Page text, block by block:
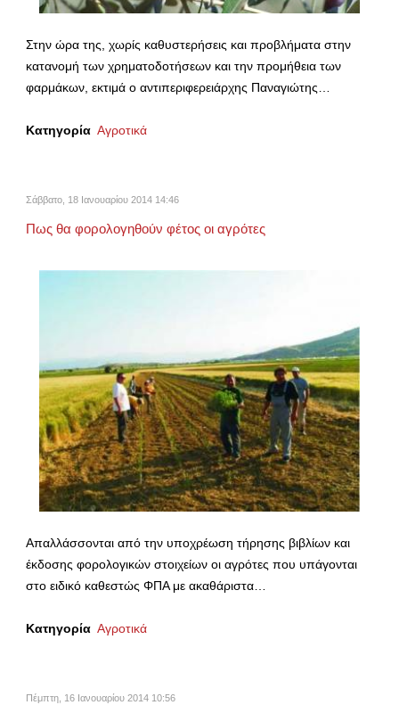
Στην ώρα της, χωρίς καθυστερήσεις και προβλήματα στην
κατανομή των χρηματοδοτήσεων και την προμήθεια των
φαρμάκων, εκτιμά ο αντιπεριφερειάρχης Παναγιώτης…
Κατηγορία Αγροτικά
Σάββατο, 18 Ιανουαρίου 2014 14:46
Πως θα φορολογηθούν φέτος οι αγρότες
Απαλλάσσονται από την υποχρέωση τήρησης βιβλίων και
έκδοσης φορολογικών στοιχείων οι αγρότες που υπάγονται
στo ειδικό καθεστώς ΦΠΑ με ακαθάριστα…
Κατηγορία Αγροτικά
Πέμπτη, 16 Ιανουαρίου 2014 10:56